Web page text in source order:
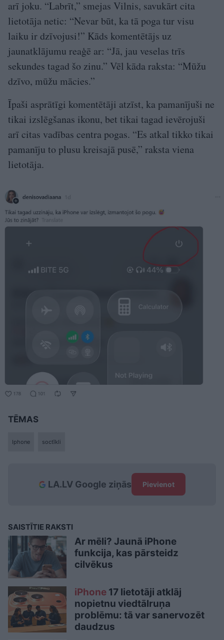
arī joku. “Labrīt,” smejas Vilnis, savukārt cita
lietotāja netic: “Nevar būt, ka tā poga tur visu
laiku ir dzīvojusi!” Kāds komentētājs uz
jaunatklājumu reaģē ar: “Jā, jau veselas trīs
sekundes tagad šo zinu.” Vēl kāda raksta: “Mūžu
dzīvo, mūžu mācies.”
Īpaši asprātīgi komentētāji atzīst, ka pamanījuši ne
tikai izslēgšanas ikonu, bet tikai tagad ievērojuši
arī citas vadības centra pogas. “Es atkal tikko tikai
pamanīju to plusu kreisajā pusē,” raksta viena
lietotāja.
TĒMAS
Iphone soctīkli
LA.LV Google ziņās Pievienot
SAISTĪTIE RAKSTI
Ar mēli? Jaunā iPhone
funkcija, kas pārsteidz
cilvēkus
iPhone 17 lietotāji atklāj
nopietnu viedtālruņa
problēmu: tā var sanervozēt
daudzus